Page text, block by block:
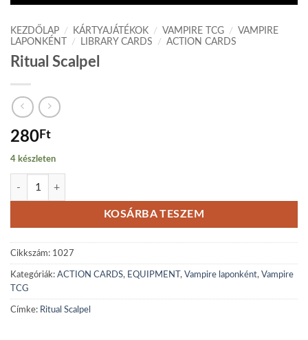
KEZDŐLAP / KÁRTYAJÁTÉKOK / VAMPIRE TCG /
VAMPIRE
LAPONKÉNT
/ LIBRARY CARDS / ACTION CARDS
Ritual Scalpel
280Ft
4 készleten
Ritual Scalpel mennyiség
KOSÁRBA TESZEM
Cikkszám: 1027
Kategóriák: ACTION CARDS, EQUIPMENT , Vampire laponként, Vampire
TCG
Címke: Ritual Scalpel